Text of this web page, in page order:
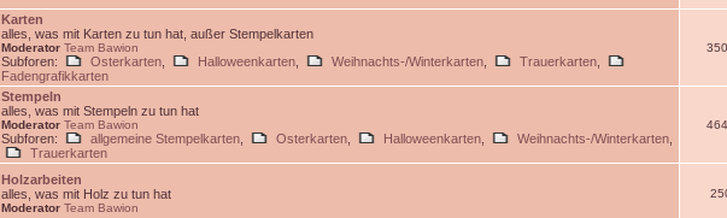
Karten
alles, was mit Karten zu tun hat, außer Stempelkarten
Moderator Team Bawion
Subforen: Osterkarten Halloweenkarten Weihnachts-/Winterkarten Trauerkarten
Fadengrafikkarten
Stempeln
alles, was mit Stempeln zu tun hat
Moderator Team Bawion
Subforen: allgemeine Stempelkarten Osterkarten Halloweenkarten Weihnachts-/Winterkarten
Trauerkarten
Holzarbeiten
alles, was mit Holz zu tun hat
Moderator Team Bawion